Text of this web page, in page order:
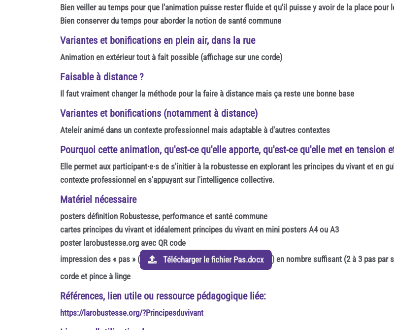
Bien veiller au temps pour que l'animation puisse rester fluide et qu'il puisse y avoir de la place pour
Bien conserver du temps pour aborder la notion de santé commune
Variantes et bonifications en plein air, dans la rue
Animation en extérieur tout à fait possible (affichage sur une corde)
Faisable à distance ?
Il faut vraiment changer la méthode pour la faire à distance mais ça reste une bonne base
Variantes et bonifications (notamment à distance)
Ateleir animé dans un contexte professionnel mais adaptable à d'autres contextes
Pourquoi cette animation, qu'est-ce qu'elle apporte, qu'est-ce qu'elle met en tension
Elle permet aux participant·e·s de s'initier à la robustesse en explorant les principes du vivant et en
contexte professionnel en s'appuyant sur l'intelligence collective.
Matériel nécessaire
posters définition Robustesse, performance et santé commune
cartes principes du vivant et idéalement principes du vivant en mini posters A4 ou A3
poster larobustesse.org avec QR code
impression des « pas » (
Télécharger le fichier Pas.docx
) en nombre suffisant (2 à 3 pas par
corde et pince à linge
Références, lien utile ou ressource pédagogique liée:
https://larobustesse.org/?Principesduvivant